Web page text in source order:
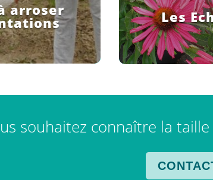
arroser Les
souhaitez connaître la